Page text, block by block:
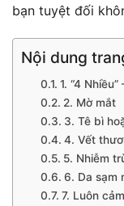
bạn tuyệt đối
Nội dung
1. “4
2. Mờ mắt
3. Tê bì
4. Vết
5. Nhiễm
6. Da sạm
7. Luôn